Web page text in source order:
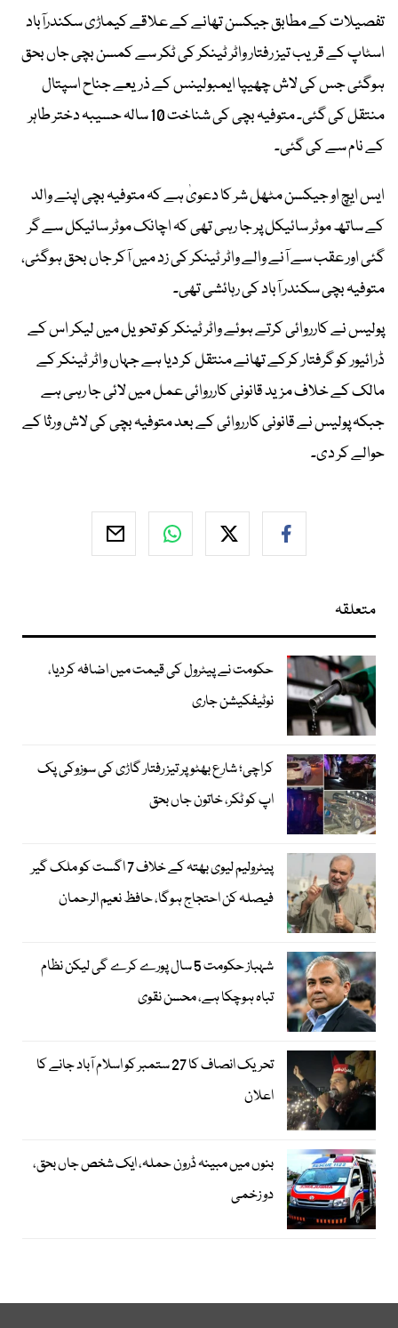
تفصیلات کے مطابق جیکسن تھانے کے علاقے کیماڑی سکندرآباد
اسٹاپ کے قریب تیز رفتار واٹر ٹینکر کی ٹکر سے کمسن بچی جاں بحق
ہوگئی جس کی لاش چھیپا ایمبولینس کے ذریعے جناح اسپتال
منتقل کی گئی۔ متوفیہ بچی کی شناخت 10 سالہ حسیبہ دختر طاہر
کے نام سے کی گئی۔
ایس ایچ او جیکسن مٹھل شر کا دعویٰ ہے کہ متوفیہ بچی اپنے والد
کے ساتھ موٹر سائیکل پر جا رہی تھی کہ اچانک موٹر سائیکل سے گر
گئی اور عقب سے آنے والے واٹر ٹینکر کی زد میں آکر جاں بحق ہوگئی،
متوفیہ بچی سکندر آباد کی رہائشی تھی۔
پولیس نے کارروائی کرتے ہوئے واٹر ٹینکر کو تحویل میں لیکر اس کے
ڈرائیور کو گرفتار کرکے تھانے منتقل کر دیا ہے جہاں واٹر ٹینکر کے
مالک کے خلاف مزید قانونی کارروائی عمل میں لائی جا رہی ہے
جبکہ پولیس نے قانونی کارروائی کے بعد متوفیہ بچی کی لاش ورثا کے
حوالے کر دی۔
متعلقہ
حکومت نے پیٹرول کی قیمت میں اضافہ کردیا،
نوٹیفکیشن جاری
کراچی؛ شارع بھٹو پر تیز رفتار گاڑی کی سوزوکی پک
اپ کو ٹکر، خاتون جاں بحق
پیٹرولیم لیوی بھتہ کے خلاف 7 اگست کو ملک گیر
فیصلہ کن احتجاج ہوگا، حافظ نعیم الرحمان
شہباز حکومت 5 سال پورے کرے گی لیکن نظام
تباہ ہوچکا ہے، محسن نقوی
تحریک انصاف کا 27 ستمبر کو اسلام آباد جانے کا
اعلان
بنوں میں مبینہ ڈرون حملہ، ایک شخص جاں بحق،
دو زخمی